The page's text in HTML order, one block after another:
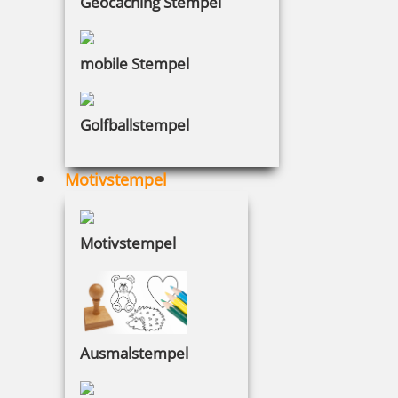
mobile Stempel
Golfballstempel
Motivstempel
Motivstempel
Ausmalstempel